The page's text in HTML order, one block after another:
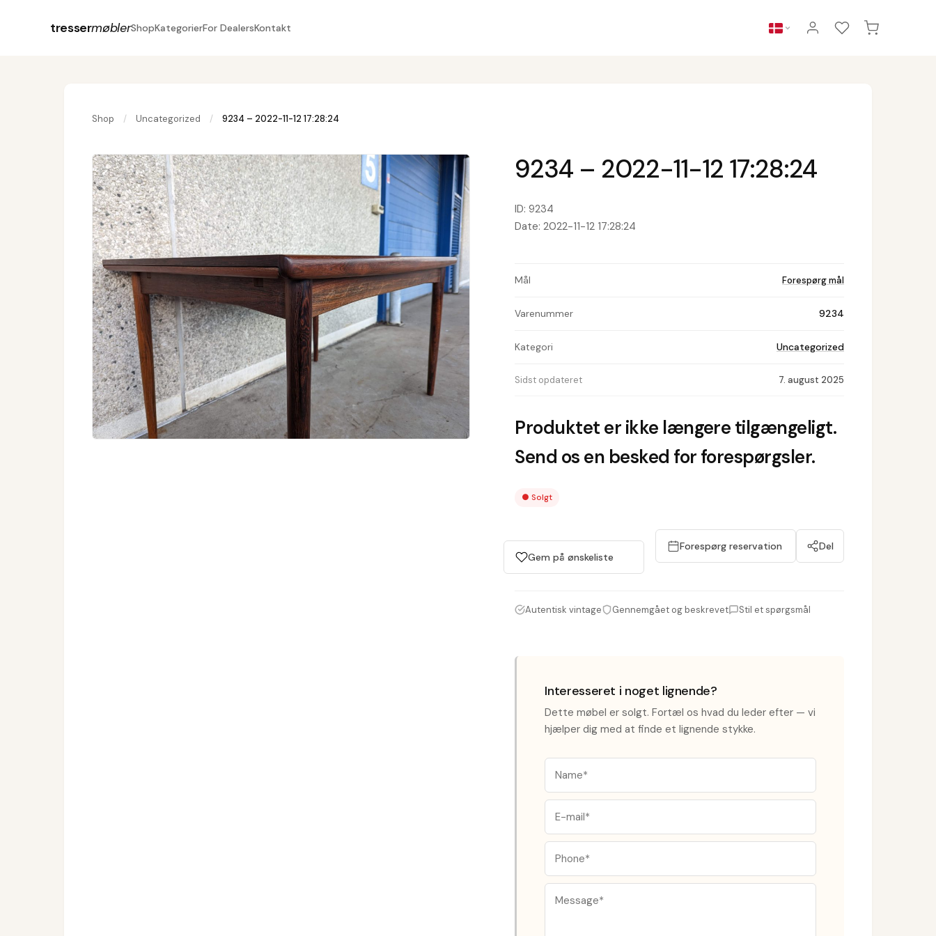
tressermøblerShopKategorierFor DealersKontakt
Shop / Uncategorized / 9234 – 2022-11-12 17:28:24
9234 – 2022-11-12 17:28:24
ID: 9234
Date: 2022-11-12 17:28:24
Mål Forespørg mål
Varenummer 9234
Kategori Uncategorized
Sidst opdateret 7. august 2025
Produktet er ikke længere tilgængeligt.
Send os en besked for forespørgsler.
●Solgt
Gem på ønskeliste
Forespørg reservation Del
Autentisk vintage Gennemgået og beskrevet Stil et spørgsmål
Interesseret i noget lignende?
Dette møbel er solgt. Fortæl os hvad du leder efter — vi
hjælper dig med at finde et lignende stykke.